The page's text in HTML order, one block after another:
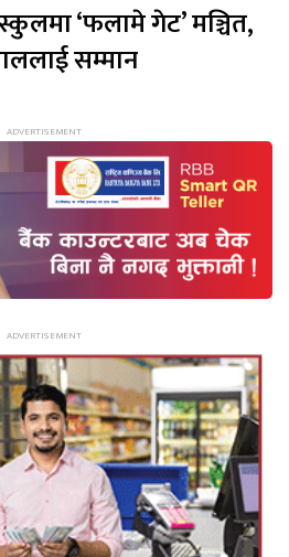
‘फलामे गेट’ मञ्चित,
सम्मान